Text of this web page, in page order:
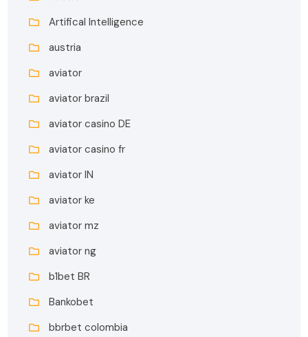
Artifical Intelligence
austria
aviator
aviator brazil
aviator casino DE
aviator casino fr
aviator IN
aviator ke
aviator mz
aviator ng
b1bet BR
Bankobet
bbrbet colombia